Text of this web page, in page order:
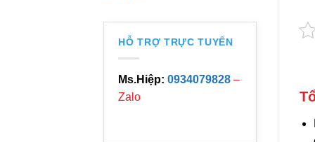
HỖ TRỢ TRỰC TUYẾN
Ms.Hiệp: 0934079828 –
Zalo